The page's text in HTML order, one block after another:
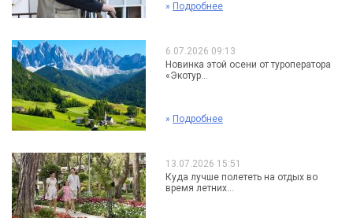
» Подробнее
6.07.2026 09:13
Новинка этой осени от туроператора
«Экотур...
» Подробнее
13.07.2026 15:51
Куда лучше полететь на отдых во
время летних...